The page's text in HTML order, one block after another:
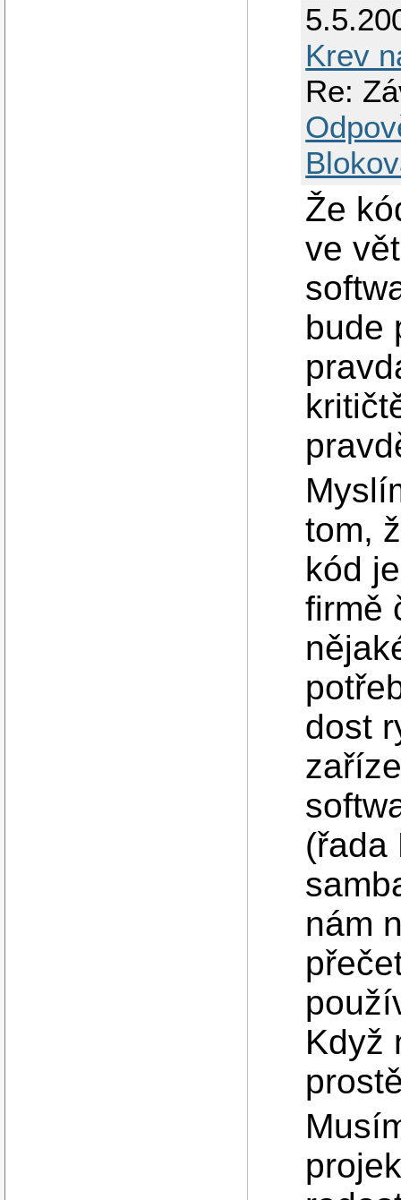
Krev
Re:
Že
ve
bude
tom,
kód
firmě
dost
(řada
nám
Když